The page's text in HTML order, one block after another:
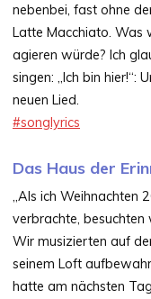
nebenbei, fast ohne
Latte Macchiato. Was
agieren würde? Ich
singen: „Ich bin hier!“:
neuen Lied.
#songlyrics
Das Haus der
„Als ich Weihnachten
verbrachte, besuchten
Wir musizierten auf
seinem Loft
hatte am nächsten